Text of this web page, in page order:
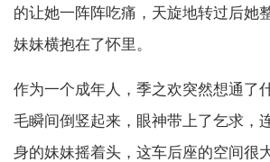
的让她一阵阵吃痛，天旋地转过后她
妹妹横抱在了怀里。
作为一个成年人，季之欢突然想通了
毛瞬间倒竖起来，眼神带上了乞求，
身的妹妹摇着头，这车后座的空间很